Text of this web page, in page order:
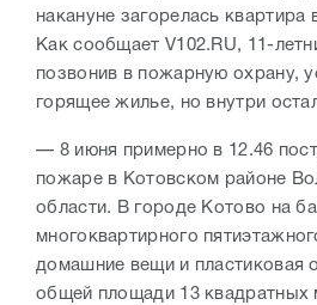
накануне загорелась квартира
Как сообщает V102.RU, 11-
позвонив в пожарную охрану,
горящее жилье, но внутри
— 8 июня примерно в 12.46
пожаре в Котовском районе
области. В городе Котово на
многоквартирного
домашние вещи и пластиковая
общей площади 13 квадратных